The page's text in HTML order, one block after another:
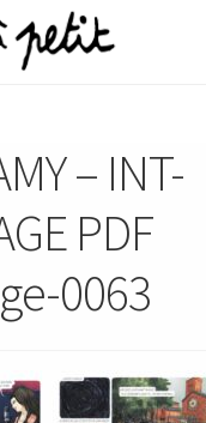
– INT-
PDF
0063